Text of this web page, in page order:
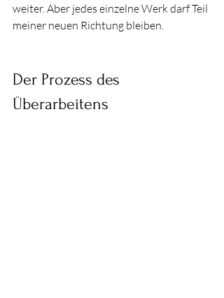
weiter. Aber jedes einzelne Werk darf Teil
meiner neuen Richtung bleiben.
Der Prozess des
Überarbeitens